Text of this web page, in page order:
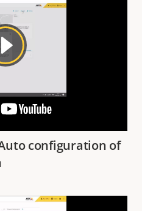
configuration of